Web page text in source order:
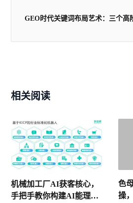
GEO时代关键词布局艺术：三个高
相关阅读
机械加工厂AI获客核心，
手把手教你构建AI能理解
色
操